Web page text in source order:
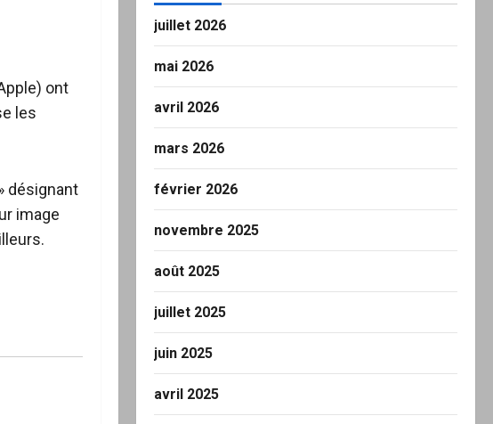
ont
les
désignant
image
juillet 2026
mai 2026
avril 2026
mars 2026
février 2026
novembre 2025
août 2025
juillet 2025
juin 2025
avril 2025